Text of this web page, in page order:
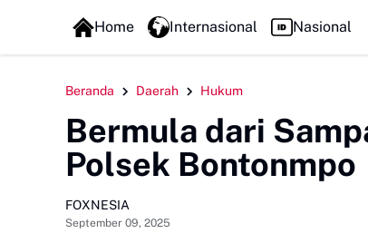
FOXLINE NEWS
Home Internasional Nasional
Beranda Daerah Hukum
Bermula dari
Polsek Bontonmpo
FOXNESIA
September 09, 2025